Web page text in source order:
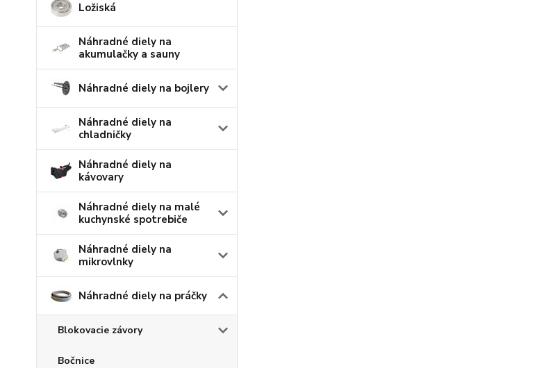
Ložiská
Náhradné diely na
akumulačky a sauny
Náhradné diely na bojlery
Náhradné diely na
chladničky
Náhradné diely na
kávovary
Náhradné diely na malé
kuchynské spotrebiče
Náhradné diely na
mikrovlnky
Náhradné diely na práčky
Blokovacie závory
Bočnice